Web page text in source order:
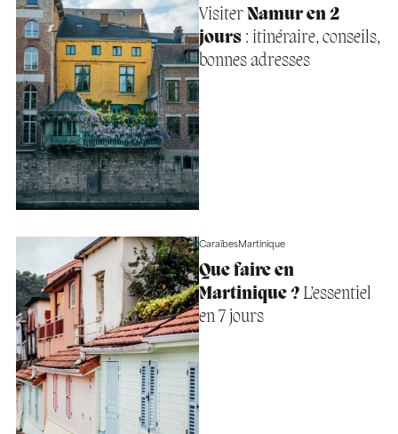
Visiter Namur en 2
jours: itinéraire, conseils,
bonnes adresses
CaraïbesMartinique
Que faire en
Martinique ?L’essentiel
en 7 jours